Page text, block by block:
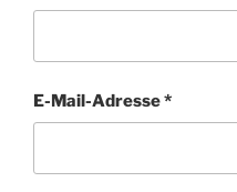
E-Mail-Adresse*